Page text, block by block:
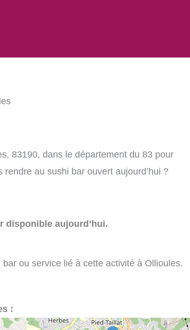
83190, dans le département du 83 pour
au sushi bar ouvert aujourd’hui ?
disponible aujourd’hui.
ou service lié à cette activité à Ollioules.
: